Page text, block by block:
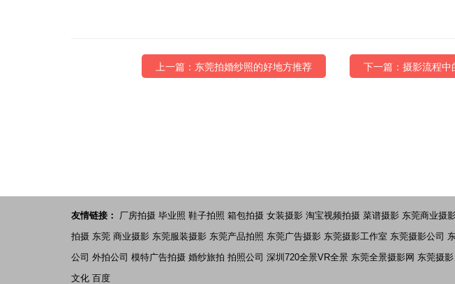
上一篇：东莞拍婚纱照的好地方推荐 下一篇：摄影流程中
友情链接： 厂房拍摄 毕业照 鞋子拍照 箱包拍摄 女装摄影 淘宝视频拍摄 菜谱摄影 东莞商业摄
拍摄 东莞 商业摄影 东莞服装摄影 东莞产品拍照 东莞广告摄影 东莞摄影工作室 东莞摄影公司
公司 外拍公司 模特广告拍摄 婚纱旅拍 拍照公司 深圳720全景VR全景 东莞全景摄影网 东莞摄影
文化 百度